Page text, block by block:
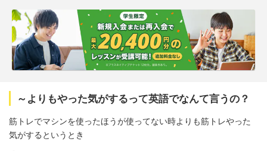
～よりもやった気がするって英語でなんて言うの？
筋トレでマシンを使ったほうが使ってない時よりも筋トレやった
気がするというとき